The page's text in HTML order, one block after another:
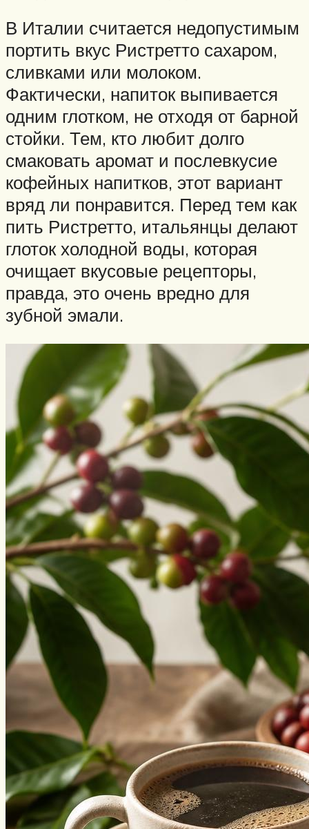
В Италии считается недопустимым
портить вкус Ристретто сахаром,
сливками или молоком.
Фактически, напиток выпивается
одним глотком, не отходя от барной
стойки. Тем, кто любит долго
смаковать аромат и послевкусие
кофейных напитков, этот вариант
вряд ли понравится. Перед тем как
пить Ристретто, итальянцы делают
глоток холодной воды, которая
очищает вкусовые рецепторы,
правда, это очень вредно для
зубной эмали.